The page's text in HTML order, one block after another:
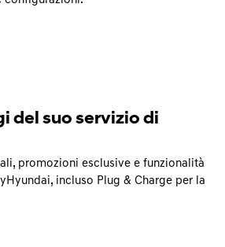
del suo servizio di
promozioni esclusive e funzionalità
incluso Plug & Charge per la